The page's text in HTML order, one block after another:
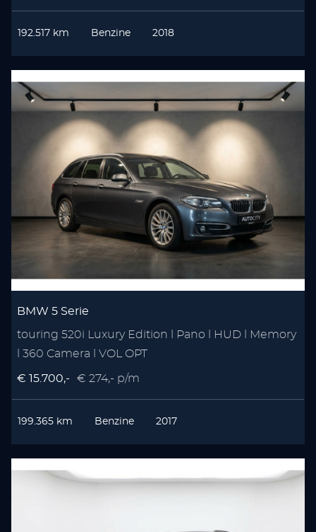
192.517 km Benzine 2018
BMW 5 Serie
touring 520i Luxury Edition l Pano l HUD l Memory
l 360 Camera l VOL OPT
€ 15.700,- € 274,- p/m
199.365 km Benzine 2017